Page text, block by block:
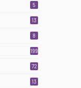
5
13
8
199
72
13